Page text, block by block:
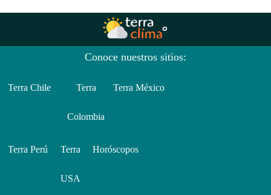
Conoce nuestros sitios:
Terra Chile Terra
Colombia
Terra México
Terra Perú Terra
USA
Horóscopos